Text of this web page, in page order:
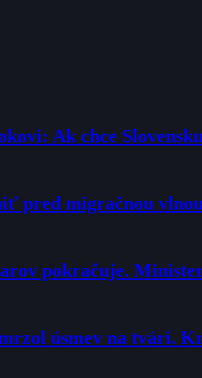
Ak chce
pred migračnou
pokračuje.
úsmev na tvári.